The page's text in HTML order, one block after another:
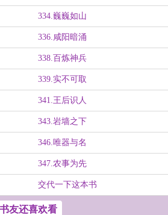
334.巍巍如山
336.咸阳暗涌
338.百炼神兵
339.实不可取
341.王后识人
343.岩墙之下
346.唯器与名
347.农事为先
交代一下这本书
友还喜欢看